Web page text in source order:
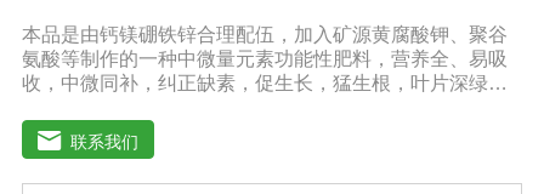
本品是由钙镁硼铁锌合理配伍，加入矿源黄腐酸钾、聚谷
氨酸等制作的一种中微量元素功能性肥料，营养全、易吸
收，中微同补，纠正缺素，促生长，猛生根，叶片深绿，
物种个生长阶段的营养需求，预防作物因缺素引起的多种
病害，营养全面，肥效持久，改善作物品质，增产幅度大
大提高。适应作物：各种粮、棉、油等大田作物，瓜果蔬
联系我们